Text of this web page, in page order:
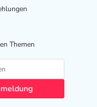
Themen